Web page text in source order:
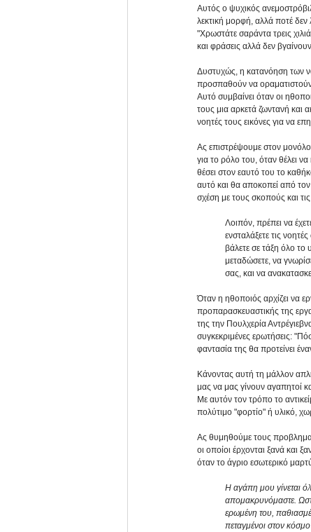
Αυτός ο ψυχικός
λεκτική μορφή, αλλά ποτέ δεν
"Χρωστάτε σαράντα τρεις
και φράσεις αλλά δεν
Δυστυχώς, η κατανόηση των
προσπαθούν να
Αυτό συμβαίνει όταν οι
τους μια αρκετά ζωντανή και
νοητές τους εικόνες για να
Ας επιστρέψουμε στον
για το ρόλο του, όταν θέλει
θέσει στον εαυτό του το
αυτό και θα αποκοπεί από
σχέση με τους σκοπούς και
Λοιπόν, πρέπει να
ενσταλάξετε τις
βάλετε σε τάξη όλο το
μεταδώσετε, να
σας, και να
Όταν η ηθοποιός αρχίζει να
προπαρασκευαστικής της
της την Πουλχερία
συγκεκριμένες ερωτήσεις:
φαντασία της θα προτείνει
Κάνοντας αυτή τη μάλλον
μας να μας γίνουν αγαπητοί
Με αυτόν τον τρόπο το
πολύτιμο "φορτίο" ή υλικό,
Ας θυμηθούμε τους
οι οποίοι έρχονται ξανά και
όταν το άγριο εσωτερικό
Η αγάπη μου γίνεται
απομακρυνόμαστε.
ερωμένη του,
πεταγμένοι στον